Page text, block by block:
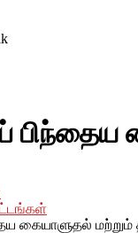
கையாளுதல் மற்றும்